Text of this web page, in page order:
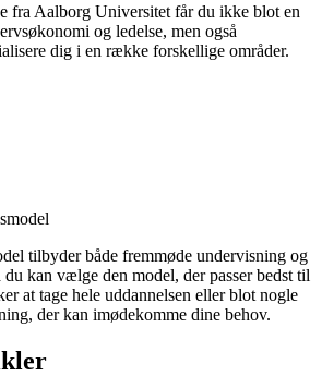
fra Aalborg Universitet får du ikke blot en
og ledelse, men også
dig i en række forskellige områder.
tilbyder både fremmøde undervisning og
kan vælge den model, der passer bedst til
at tage hele uddannelsen eller blot nogle
der kan imødekomme dine behov.